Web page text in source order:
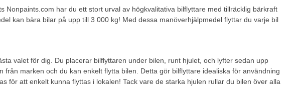
Nonpaints.com har du ett stort urval av högkvalitativa bilflyttare med tillräcklig bärkraft
kan bära bilar på upp till 3 000 kg! Med dessa manöverhjälpmedel flyttar du varje bil
valet för dig. Du placerar bilflyttaren under bilen, runt hjulet, och lyfter sedan upp
marken och du kan enkelt flytta bilen. Detta gör bilflyttare idealiska för användning
för att enkelt kunna flyttas i lokalen! Tack vare de starka hjulen rullar du bilen över alla